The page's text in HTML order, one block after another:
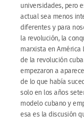
universidades, pero
actual sea menos
diferentes y para
la revolución, la
marxista en
de la revolución
empezaron a
de lo que había
solo en los años
modelo cubano y
esa es la discusión